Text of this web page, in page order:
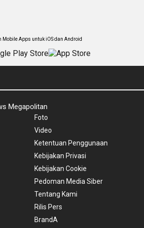
Mobile Apps untuk iOS dan Android
Megapolitan
Foto
Video
Ketentuan Penggunaan
Kebijakan Privasi
Kebijakan Cookie
Pedoman Media Siber
Tentang Kami
Rilis Pers
BrandA